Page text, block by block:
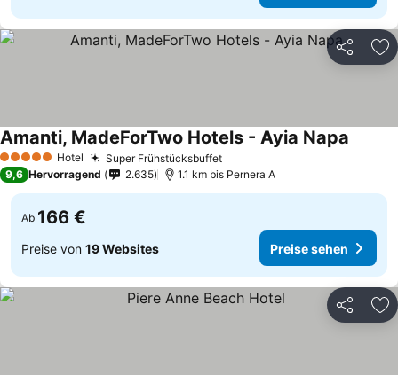
Teilen
5 Sterne Hotel Super Frühstücksbuffet
Amanti, MadeForTwo Hotels - Ayia Napa
9,6 Hervorragend 2.635 1.1 km bis Pernera A
Ab 166 €
Preise von 19 Websites Preise sehen
Teilen